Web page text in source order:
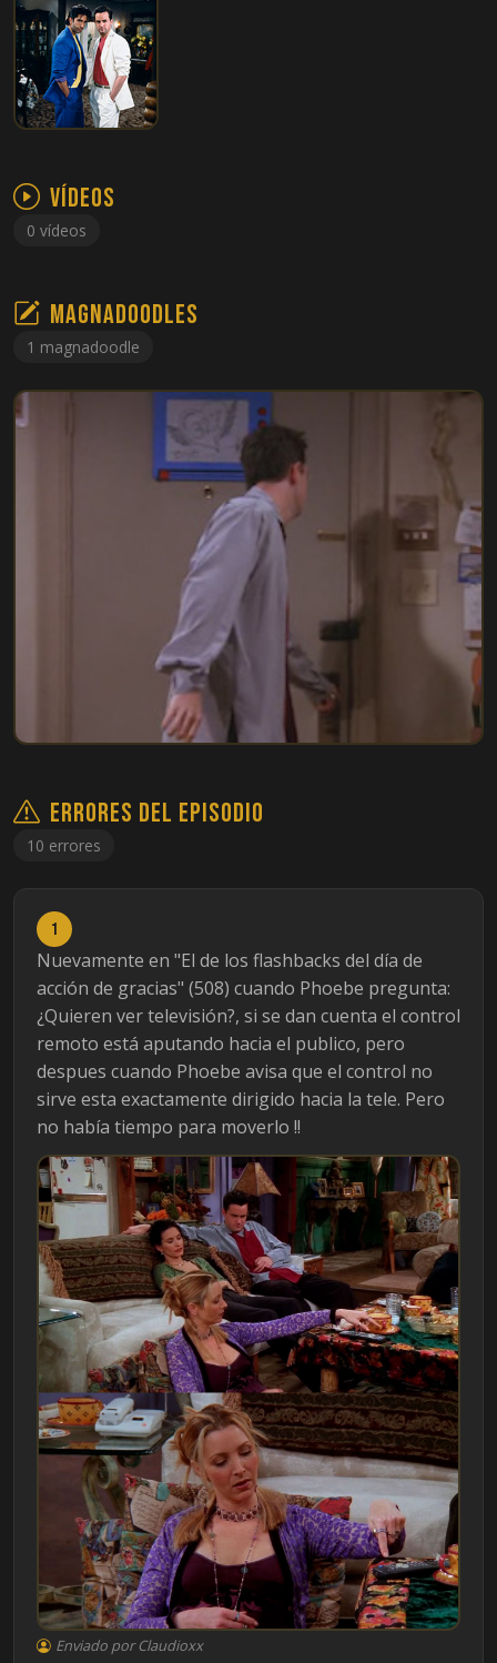
Vídeos
0 vídeos
Magnadoodles
1 magnadoodle
Errores del episodio
10 errores
1
Nuevamente en "El de los flashbacks del día de
acción de gracias" (508) cuando Phoebe pregunta:
¿Quieren ver televisión?, si se dan cuenta el control
remoto está aputando hacia el publico, pero
despues cuando Phoebe avisa que el control no
sirve esta exactamente dirigido hacia la tele. Pero
no había tiempo para moverlo !!
Enviado por Claudioxx